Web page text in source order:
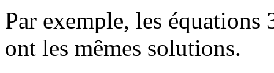
Par exemple, les
ont les mêmes solutions.